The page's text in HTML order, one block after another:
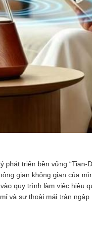
phát triển bền vững
gian không gian của
quy trình làm việc hiệu
và sự thoải mái tràn ngập